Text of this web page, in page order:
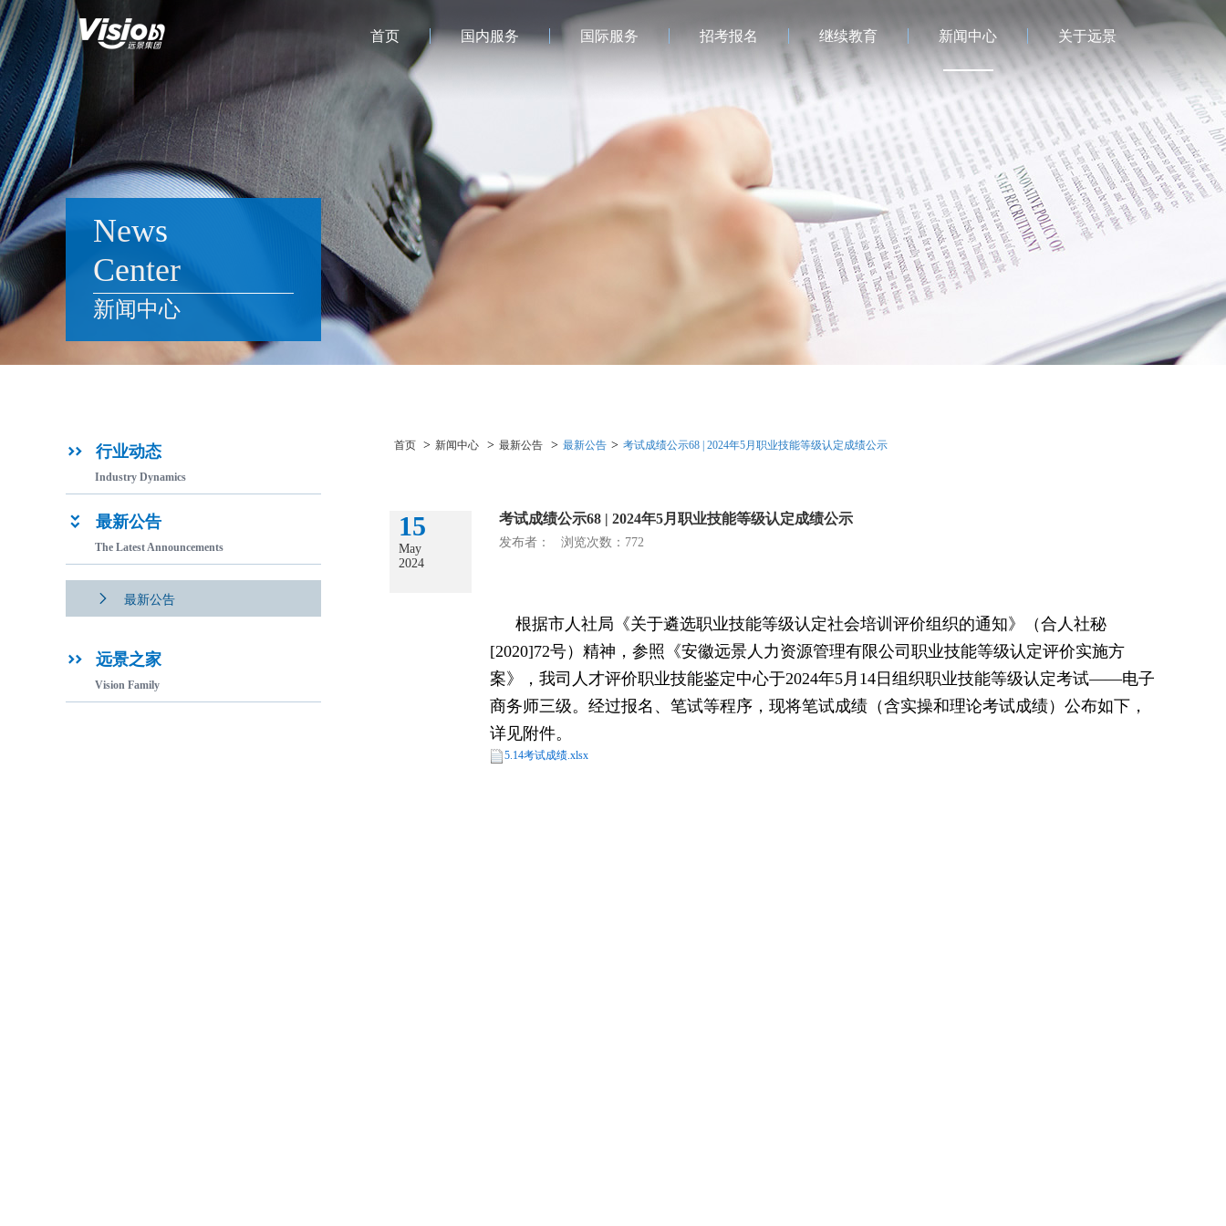
首页 国内服务 国际服务 招考报名 继续教育 新闻中心 关于远景
News
Center
新闻中心
 行业动态
Industry Dynamics
 最新公告
The Latest Announcements
 最新公告
 远景之家
Vision Family
首页 > 新闻中心 > 最新公告 > 最新公告 > 考试成绩公示68 | 2024年5月职业技能等级认定成绩公示
15
May
2024
考试成绩公示68 | 2024年5月职业技能等级认定成绩公示
发布者： 浏览次数：772
根据市人社局《关于遴选职业技能等级认定社会培训评价组织的通知》（合人社秘
[2020]72号）精神，参照《安徽远景人力资源管理有限公司职业技能等级认定评价实施方
案》，我司人才评价职业技能鉴定中心于2024年5月14日组织职业技能等级认定考试——电子
商务师三级。 经过报名、笔试等程序，现将笔试成绩（含实操和理论考试成绩）公布如下，
详见附件。
5.14考试成绩.xlsx